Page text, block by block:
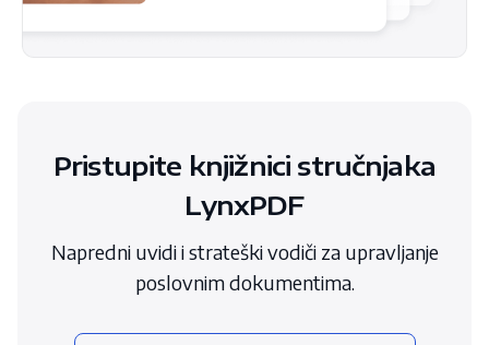
Pristupite knjižnici stručnjaka
LynxPDF
Napredni uvidi i strateški vodiči za upravljanje
poslovnim dokumentima.